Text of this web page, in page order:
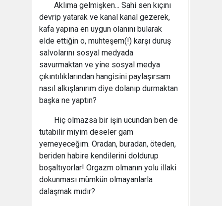
Aklıma gelmişken... Sahi sen kıçını
devrip yatarak ve kanal kanal gezerek,
kafa yapına en uygun olanını bularak
elde ettiğin o, muhteşem(!) karşı duruş
salvolarını sosyal medyada
savurmaktan ve yine sosyal medya
çıkıntılıklarından hangisini paylaşırsam
nasıl alkışlanırım diye dolanıp durmaktan
başka ne yaptın?
Hiç olmazsa bir işin ucundan ben de
tutabilir miyim deseler gam
yemeyeceğim. Oradan, buradan, öteden,
beriden habire kendilerini doldurup
boşaltıyorlar! Orgazm olmanın yolu illaki
dokunması mümkün olmayanlarla
dalaşmak mıdır?